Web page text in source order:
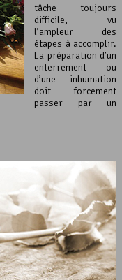
tâche toujours
difficile, vu
l’ampleur des
étapes à accomplir.
La préparation d’un
enterrement ou
d’une inhumation
doit forcement
passer par un